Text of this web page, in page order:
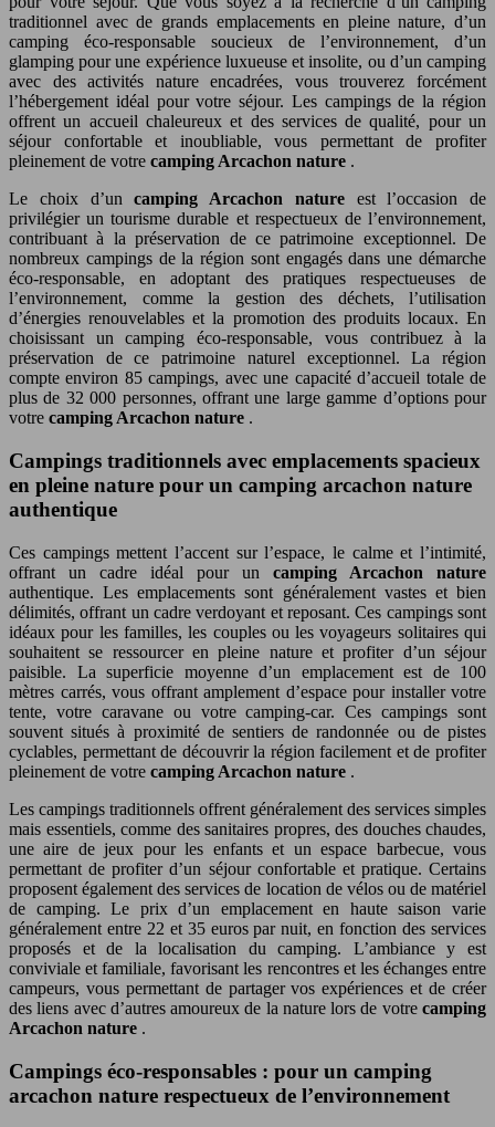
traditionnel avec de grands emplacements en pleine nature, d’un
camping éco-responsable soucieux de l’environnement, d’un
glamping pour une expérience luxueuse et insolite, ou d’un camping
avec des activités nature encadrées, vous trouverez forcément
l’hébergement idéal pour votre séjour. Les campings de la région
offrent un accueil chaleureux et des services de qualité, pour un
séjour confortable et inoubliable, vous permettant de profiter
pleinement de votre camping Arcachon nature .
Le choix d’uncamping Arcachon nature est l’occasion de
privilégier un tourisme durable et respectueux de l’environnement,
contribuant à la préservation de ce patrimoine exceptionnel. De
nombreux campings de la région sont engagés dans une démarche
éco-responsable, en adoptant des pratiques respectueuses de
l’environnement, comme la gestion des déchets, l’utilisation
d’énergies renouvelables et la promotion des produits locaux. En
choisissant un camping éco-responsable, vous contribuez à la
préservation de ce patrimoine naturel exceptionnel. La région
compte environ 85 campings, avec une capacité d’accueil totale de
plus de 32 000 personnes, offrant une large gamme d’options pour
votre camping Arcachon nature .
Campings traditionnels avec emplacements spacieux
en pleine nature pour un camping arcachon nature
authentique
Ces campings mettent l’accent sur l’espace, le calme et l’intimité,
offrant un cadre idéal pour un camping Arcachon nature
authentique. Les emplacements sont généralement vastes et bien
délimités, offrant un cadre verdoyant et reposant. Ces campings sont
idéaux pour les familles, les couples ou les voyageurs solitaires qui
souhaitent se ressourcer en pleine nature et profiter d’un séjour
paisible. La superficie moyenne d’un emplacement est de 100
mètres carrés, vous offrant amplement d’espace pour installer votre
tente, votre caravane ou votre camping-car. Ces campings sont
souvent situés à proximité de sentiers de randonnée ou de pistes
cyclables, permettant de découvrir la région facilement et de profiter
pleinement de votre camping Arcachon nature .
Les campings traditionnels offrent généralement des services simples
mais essentiels, comme des sanitaires propres, des douches chaudes,
une aire de jeux pour les enfants et un espace barbecue, vous
permettant de profiter d’un séjour confortable et pratique. Certains
proposent également des services de location de vélos ou de matériel
de camping. Le prix d’un emplacement en haute saison varie
généralement entre 22 et 35 euros par nuit, en fonction des services
proposés et de la localisation du camping. L’ambiance y est
conviviale et familiale, favorisant les rencontres et les échanges entre
campeurs, vous permettant de partager vos expériences et de créer
des liens avec d’autres amoureux de la nature lors de votre camping
Arcachon nature .
Campings éco-responsables : pour un camping
arcachon nature respectueux de l’environnement